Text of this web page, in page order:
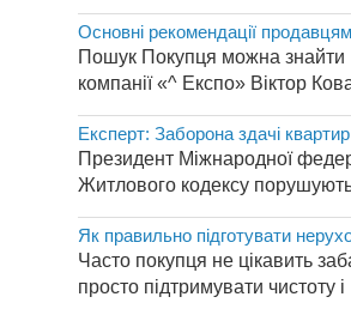
Основні рекомендації
Пошук Покупця можна знайти і
компанії «^ Експо» Віктор
Експерт: Заборона здачі
Президент Міжнародної
Житлового кодексу
Як правильно підготувати
Часто покупця не цікавить
просто підтримувати